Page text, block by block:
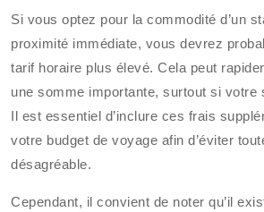
Si vous optez pour la commodité d’un
proximité immédiate, vous devrez
tarif horaire plus élevé. Cela peut
une somme importante, surtout si votre
Il est essentiel d’inclure ces frais
votre budget de voyage afin d’éviter
désagréable.
Cependant, il convient de noter qu’il